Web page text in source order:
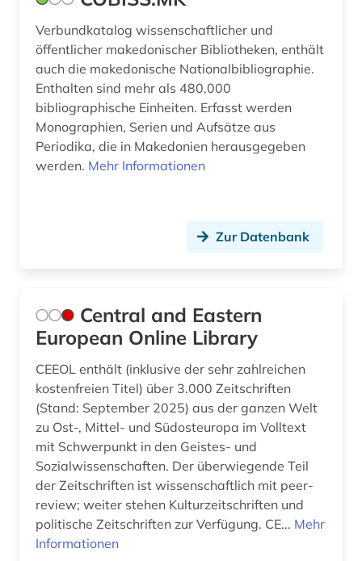
Verbundkatalog wissenschaftlicher und
öffentlicher makedonischer Bibliotheken, enthält
auch die makedonische Nationalbibliographie.
Enthalten sind mehr als 480.000
bibliographische Einheiten. Erfasst werden
Monographien, Serien und Aufsätze aus
Periodika, die in Makedonien herausgegeben
werden. Mehr Informationen
Zur Datenbank
Central and Eastern
European Online Library
CEEOL enthält (inklusive der sehr zahlreichen
kostenfreien Titel) über 3.000 Zeitschriften
(Stand: September 2025) aus der ganzen Welt
zu Ost-, Mittel- und Südosteuropa im Volltext
mit Schwerpunkt in den Geistes- und
Sozialwissenschaften. Der überwiegende Teil
der Zeitschriften ist wissenschaftlich mit peer-
review; weiter stehen Kulturzeitschriften und
politische Zeitschriften zur Verfügung. CE... Mehr
Informationen